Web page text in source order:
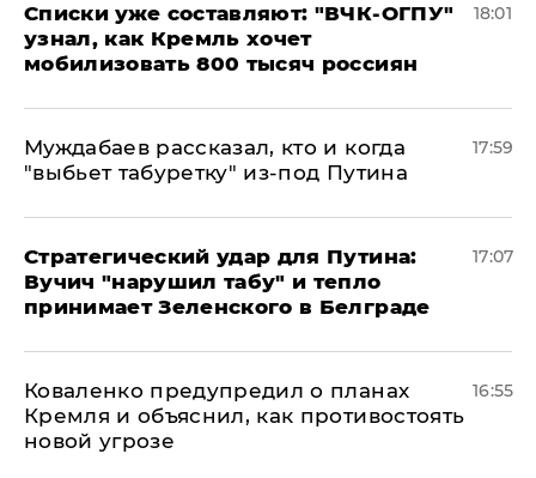
Списки уже составляют: "ВЧК-ОГПУ"
узнал, как Кремль хочет
мобилизовать 800 тысяч россиян
18:01
Муждабаев рассказал, кто и когда
"выбьет табуретку" из-под Путина
17:59
Стратегический удар для Путина:
Вучич "нарушил табу" и тепло
принимает Зеленского в Белграде
17:07
Коваленко предупредил о планах
Кремля и объяснил, как противостоять
новой угрозе
16:55